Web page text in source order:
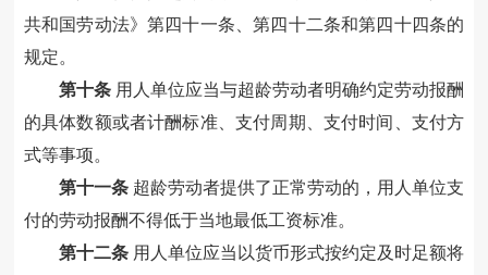
共和国劳动法》第四十一条、第四十二条和第四十四条的
规定。
第十条用人单位应当与超龄劳动者明确约定劳动报酬
的具体数额或者计酬标准、支付周期、支付时间、支付方
式等事项。
第十一条超龄劳动者提供了正常劳动的，用人单位支
付的劳动报酬不得低于当地最低工资标准。
第十二条用人单位应当以货币形式按约定及时足额将